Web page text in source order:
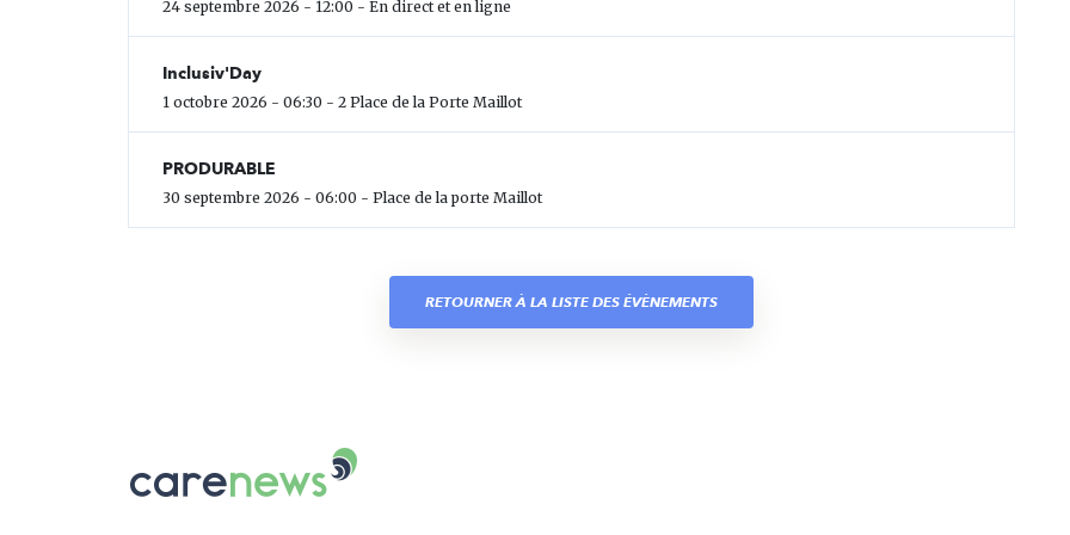
24 septembre 2026 - 12:00 - En direct et en ligne
Inclusiv'Day
1 octobre 2026 - 06:30 - 2 Place de la Porte Maillot
PRODURABLE
30 septembre 2026 - 06:00 - Place de la porte Maillot
RETOURNER À LA LISTE DES ÉVÈNEMENTS
Le